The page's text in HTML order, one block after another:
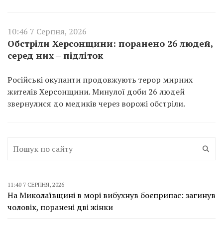
10:46 7 Серпня, 2026
Обстріли Херсонщини: поранено 26 людей,
серед них – підліток
Російські окупанти продовжують терор мирних
жителів Херсонщини. Минулої доби 26 людей
звернулися до медиків через ворожі обстріли.
11:40 7 СЕРПНЯ, 2026
На Миколаївщині в морі вибухнув боєприпас: загинув
чоловік, поранені дві жінки